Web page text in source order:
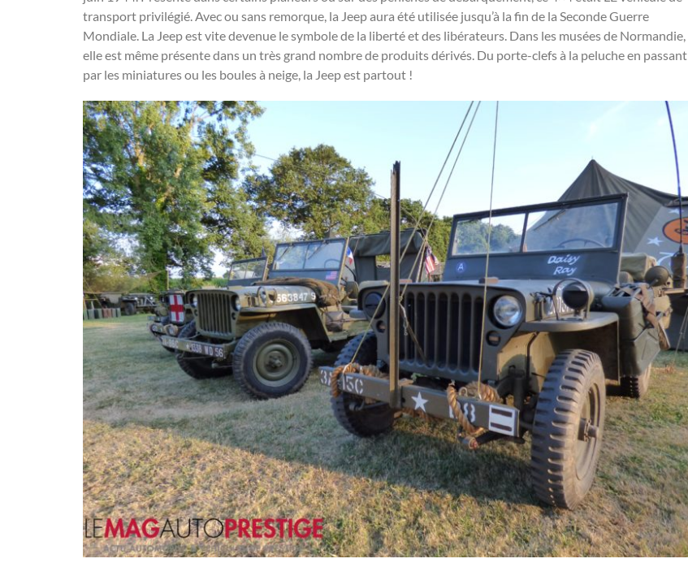
transport privilégié. Avec ou sans remorque, la Jeep aura été utilisée jusqu’à la fin de la Seconde Guerre
Mondiale. La Jeep est vite devenue le symbole de la liberté et des libérateurs. Dans les musées de Normandie,
elle est même présente dans un très grand nombre de produits dérivés. Du porte-clefs à la peluche en passant
par les miniatures ou les boules à neige, la Jeep est partout !